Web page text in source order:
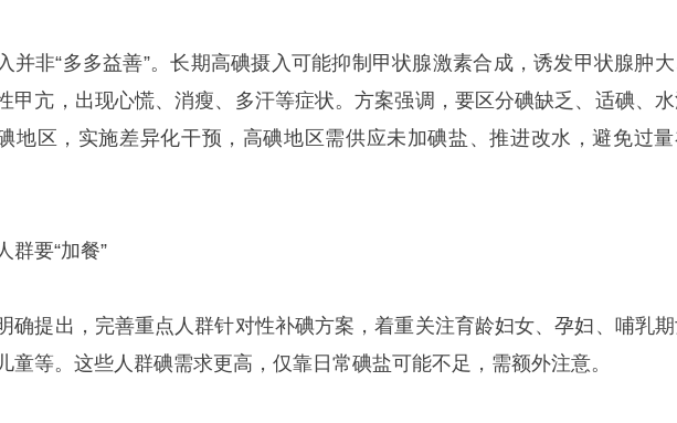
并非“多多益善”。长期高碘摄入可能抑制甲状腺激素合成，诱发甲状腺肿大
甲亢，出现心慌、消瘦、多汗等症状。方案强调，要区分碘缺乏、适碘、
地区，实施差异化干预，高碘地区需供应未加碘盐、推进改水，避免过
群要“加餐”
确提出，完善重点人群针对性补碘方案，着重关注育龄妇女、孕妇、哺乳
童等。这些人群碘需求更高，仅靠日常碘盐可能不足，需额外注意。